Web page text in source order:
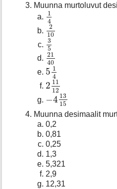
Muunna murtoluvut
1
4
14
2
10
210
3
5
35
21
40
21
5 1
4
51
2 11
12
2 11
−4 13
15
413
Muunna desimaalit
0,2
0,81
0,25
1,3
5,321
2,9
12,31